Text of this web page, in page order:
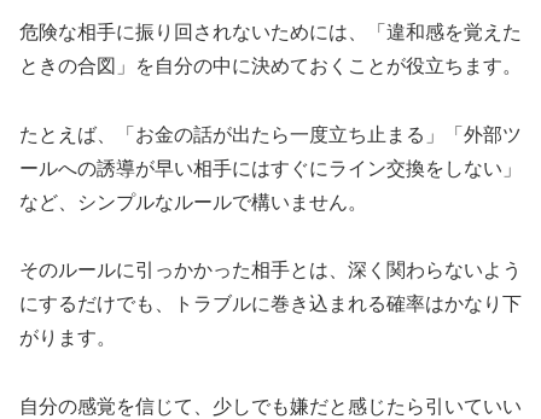
危険な相手に振り回されないためには、「違和感を覚えた
ときの合図」を自分の中に決めておくことが役立ちます。
たとえば、「お金の話が出たら一度立ち止まる」「外部ツ
ールへの誘導が早い相手にはすぐにライン交換をしない」
など、シンプルなルールで構いません。
そのルールに引っかかった相手とは、深く関わらないよう
にするだけでも、トラブルに巻き込まれる確率はかなり下
がります。
自分の感覚を信じて、少しでも嫌だと感じたら引いていい